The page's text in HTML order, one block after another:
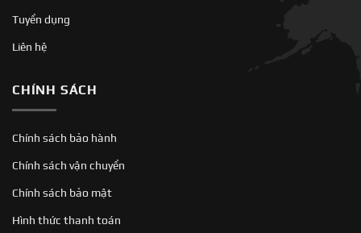
Tuyển dụng
Liên hệ
CHÍNH SÁCH
Chính sách bảo hành
Chính sách vận chuyển
Chính sách bảo mật
Hình thức thanh toán